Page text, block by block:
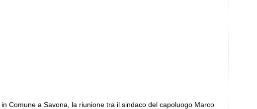
Comune a Savona, la riunione tra il sindaco del capoluogo Marco